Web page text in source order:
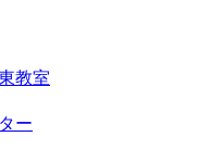
教室
ー